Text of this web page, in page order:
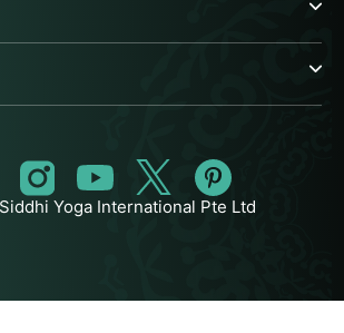
Yoga International Pte Ltd